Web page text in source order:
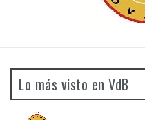
Lo más visto en VdB